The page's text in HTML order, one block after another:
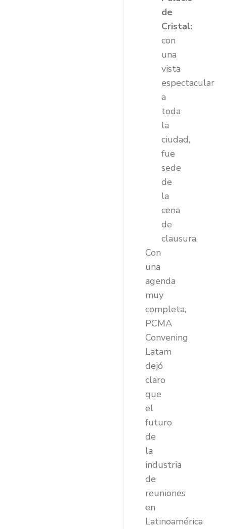
de
Cristal:
con
una
vista
espectacular
a
toda
la
ciudad,
fue
sede
de
la
cena
de
clausura.
Con
una
agenda
muy
completa,
PCMA
Convening
Latam
dejó
claro
que
el
futuro
de
la
industria
de
reuniones
en
Latinoamérica